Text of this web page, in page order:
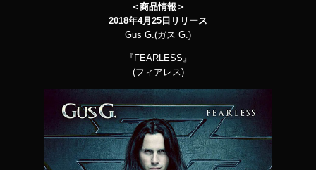
＜商品情報＞
2018年4月25日リリース
Gus G.(ガス G.)
『FEARLESS』
(フィアレス)